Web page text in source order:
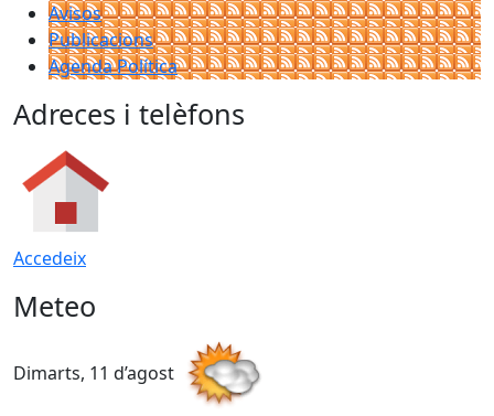
Avisos
Publicacions
Agenda Política
Adreces i telèfons
Accedeix
Meteo
Dimarts, 11 d’agost